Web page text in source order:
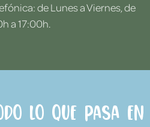
de Lunes a Viernes, de
a 17:00h.
lo que pasa en